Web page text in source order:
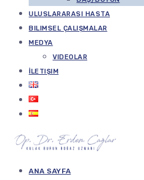
ULUSLARARASI HASTA
BILIMSEL ÇALIŞMALAR
MEDYA
VIDEOLAR
İLETIŞIM
ANA SAYFA